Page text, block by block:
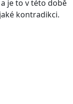
je to v této době
kontradikci.